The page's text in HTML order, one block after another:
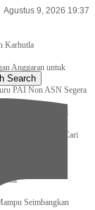
Agustus 9, 2026 19:37
Karhutla
Anggaran untuk
PAI Non ASN Segera
Tebing Tertinggi
Upayakan Cari
Cair
Seimbangkan
Search